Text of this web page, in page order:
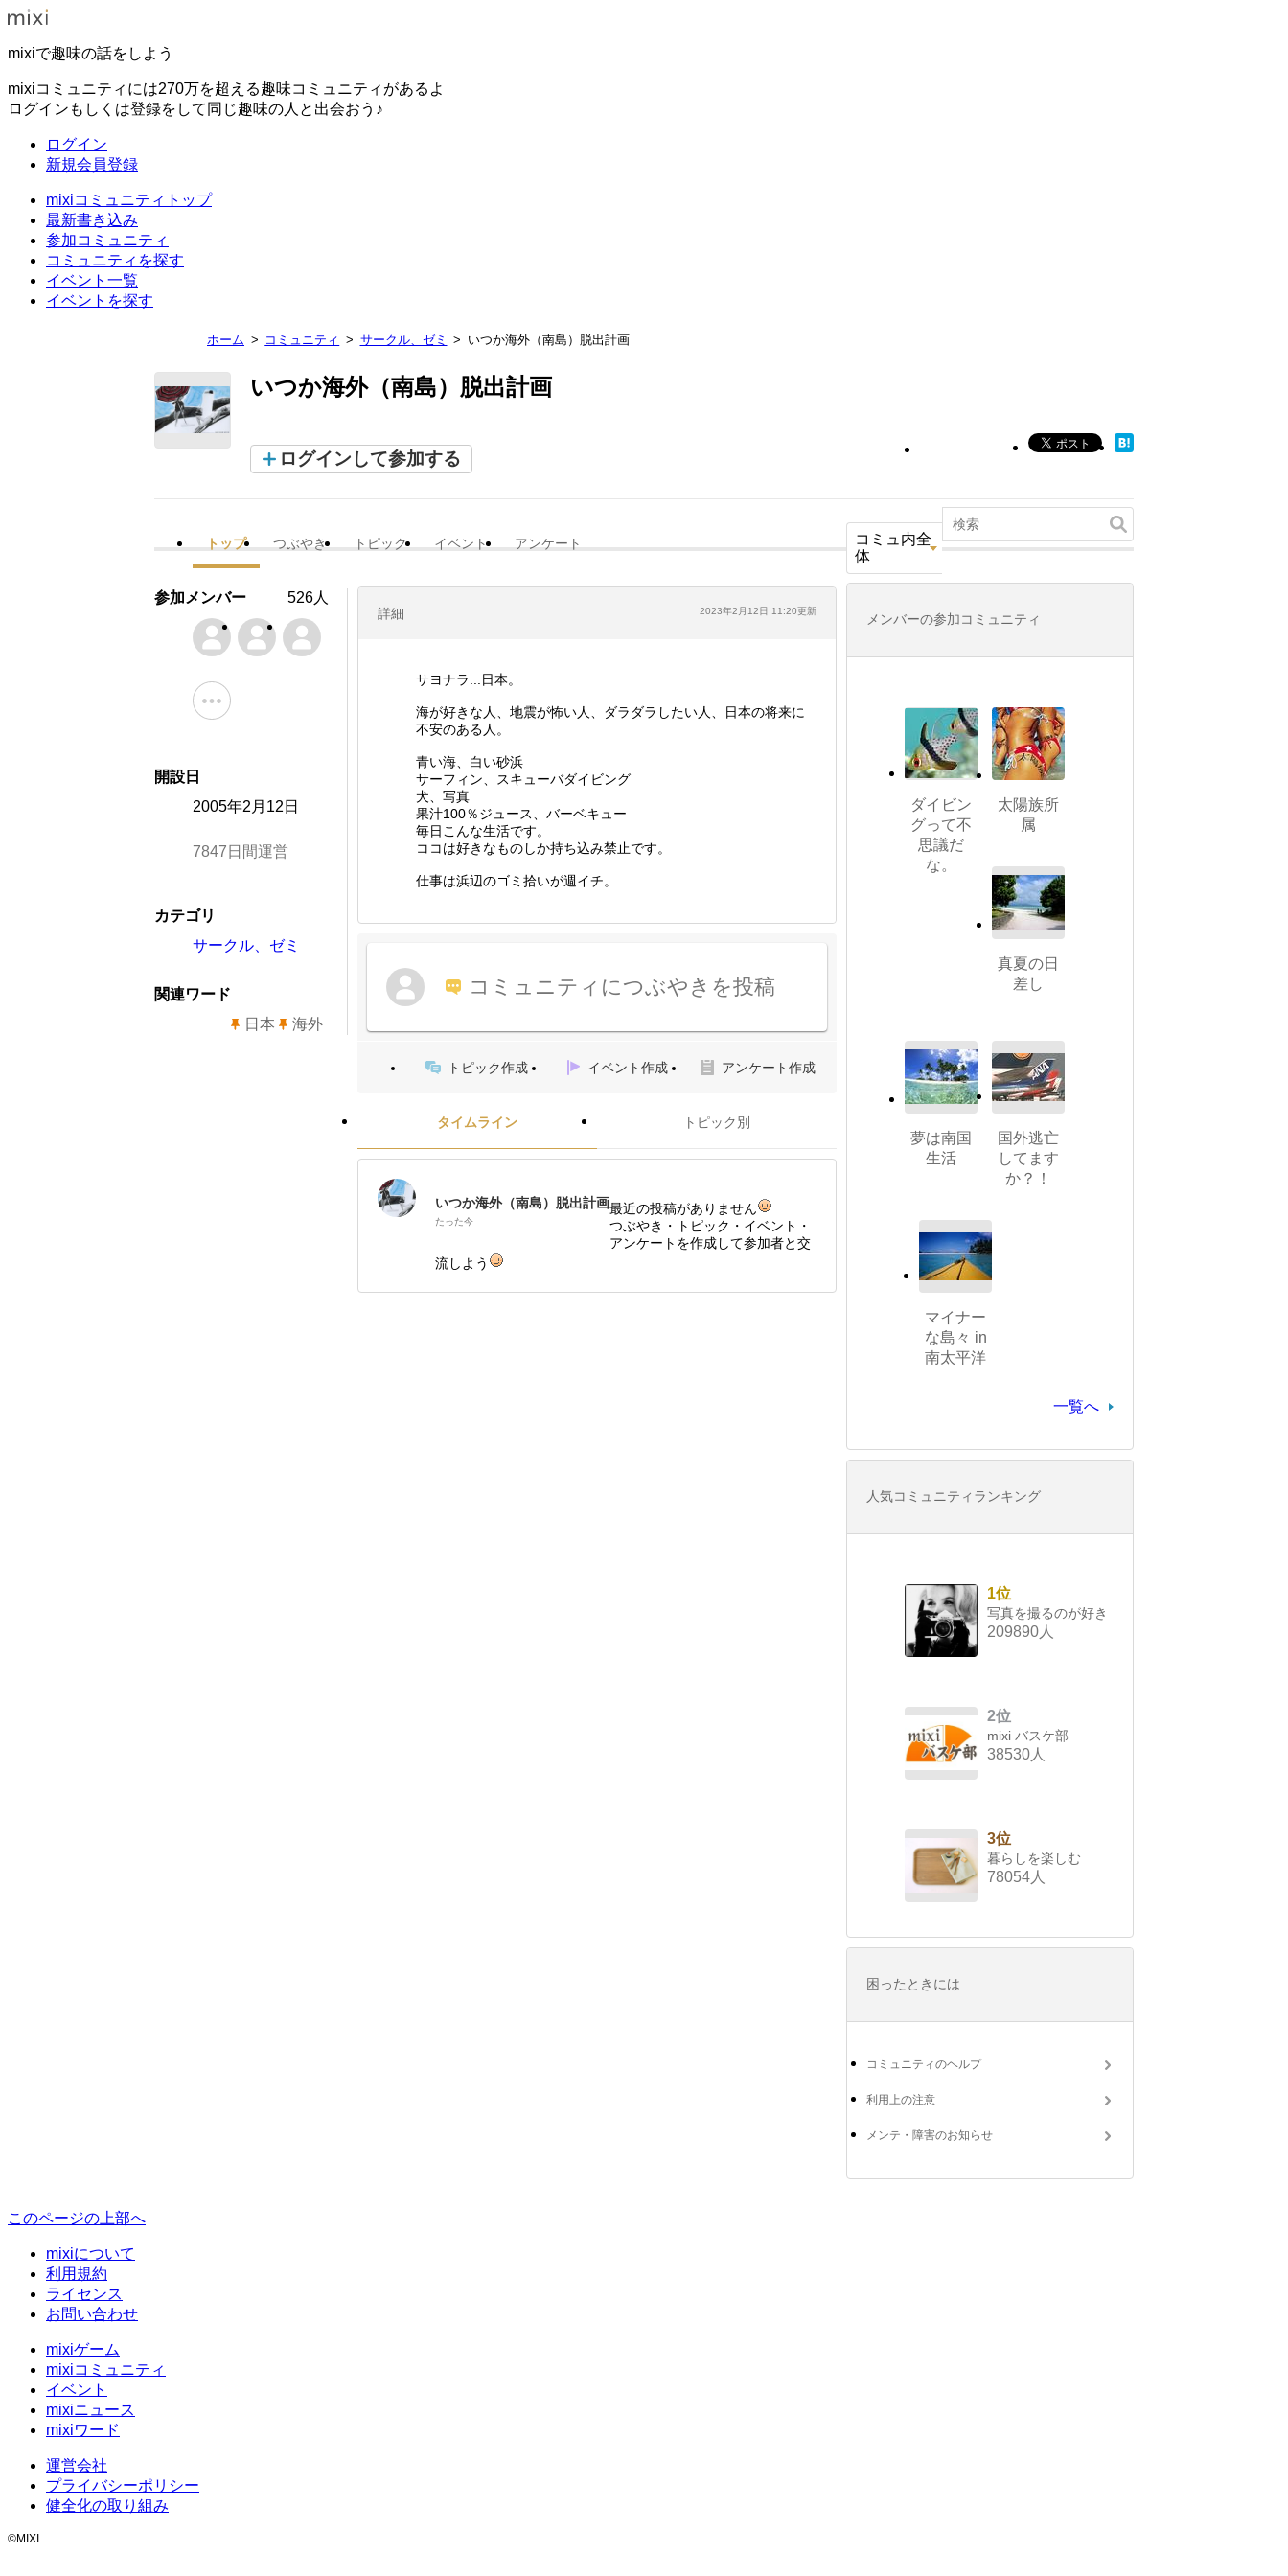
mixiで趣味の話をしよう
mixiコミュニティには270万を超える趣味コミュニティがあるよ
ログインもしくは登録をして同じ趣味の人と出会おう♪
ログイン
新規会員登録
mixiコミュニティトップ
最新書き込み
参加コミュニティ
コミュニティを探す
イベント一覧
イベントを探す
ホーム コミュニティ サークル、ゼミ いつか海外（南島）脱出計画
いつか海外（南島）脱出計画
ログインして参加する
トップ つぶやき トピック イベント アンケート
コミュ内全
体
詳細 2023年2月12日 11:20更新
サヨナラ...日本。
海が好きな人、地震が怖い人、ダラダラしたい人、日本の将来に
不安のある人。
青い海、白い砂浜
サーフィン、スキューバダイビング
犬、写真
果汁100％ジュース、バーベキュー
毎日こんな生活です。
ココは好きなものしか持ち込み禁止です。
仕事は浜辺のゴミ拾いが週イチ。
コミュニティにつぶやきを投稿
トピック作成 イベント作成 アンケート作成
タイムライン トピック別
いつか海外（南島）脱出計画
たった今
最近の投稿がありません
つぶやき・トピック・イベント・
アンケートを作成して参加者と交
流しよう
参加メンバー 526人
開設日
2005年2月12日
7847日間運営
カテゴリ
サークル、ゼミ
関連ワード
日本
海外
メンバーの参加コミュニティ
ダイビン
グって不
思議だ
な。
太陽族所
属
真夏の日
差し
夢は南国
生活
国外逃亡
してます
か？！
マイナー
な島々 in
南太平洋
一覧へ
人気コミュニティランキング
1位
写真を撮るのが好き
209890人
2位
mixi バスケ部
38530人
3位
暮らしを楽しむ
78054人
困ったときには
コミュニティのヘルプ
利用上の注意
メンテ・障害のお知らせ
このページの上部へ
mixiについて
利用規約
ライセンス
お問い合わせ
mixiゲーム
mixiコミュニティ
イベント
mixiニュース
mixiワード
運営会社
プライバシーポリシー
健全化の取り組み
©MIXI